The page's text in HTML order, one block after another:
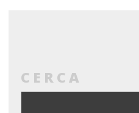
CERCA